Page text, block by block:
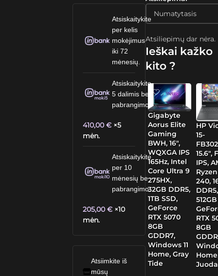
Atsiskaitykite
per kelis
mokėjimus
iki 72
mėnesių.
Atsiskaitykite
5 dalimis be
pabrangimo.
410,00€ ×5
mėn.
Atsiskaitykite
per 10
mėnesių be
pabrangimo.
205,00€ ×10
mėn.
Atsiimkite iš
mūsų
Atsiliepimų dar nėra.
Ieškai kažko
kito ?
Gigabyte
Aorus Elite
Gaming
BWH, 16″,
WQXGA IPS
165Hz, Intel
Core Ultra 9
275HX,
32GB DDR5,
1TB SSD,
GeForce
RTX 5070
8GB
GDDR7,
Windows 11
Home, Gray
Tide
HP
15-
15.6″,
IPS,
240,
DDR5,
RTX
8GB